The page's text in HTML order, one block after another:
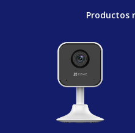
Productos